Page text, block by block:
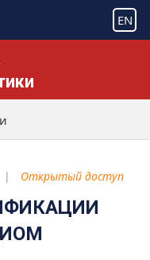
EN
Открытый доступ